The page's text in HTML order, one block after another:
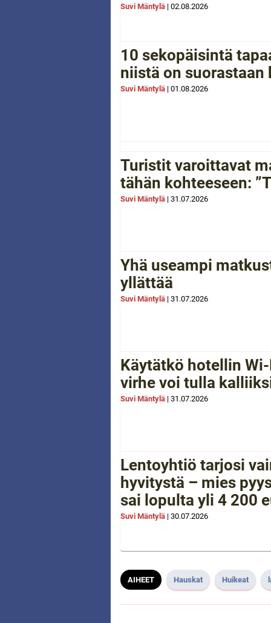
Suvi Mäntylä | 02.08.2026
10 sekopäisintä
niistä on suorastaan
Suvi Mäntylä | 01.08.2026
Turistit varoittavat
tähän kohteeseen:
Suvi Mäntylä | 31.07.2026
Yhä useampi
yllättää
Suvi Mäntylä | 31.07.2026
Käytätkö hotellin
virhe voi tulla
Suvi Mäntylä | 31.07.2026
Lentoyhtiö tarjosi
hyvitystä – mies
sai lopulta yli 4 200
Suvi Mäntylä | 30.07.2026
AIHEET Hauskat Huikeat